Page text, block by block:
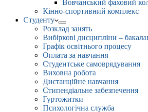
Вовчанський фаховий
Кінно-спортивний комплекс
Студенту
Розклад занять
Вибіркові дисципліни –
Графік освітнього процесу
Оплата за навчання
Студентське самоврядування
Виховна робота
Дистанційне навчання
Стипендіальне забезпечення
Гуртожитки
Психологічна служба